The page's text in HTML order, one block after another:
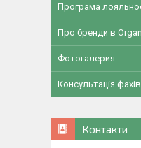
Програма
Про бренди в
Фотогалерия
Консультація
Контакти